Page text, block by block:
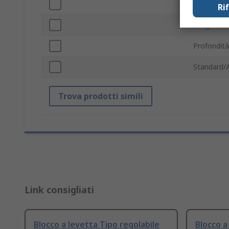
Tipo
Profondità
Standard/
Trova prodotti simili
Link consigliati
Blocco a levetta Tipo regolabile
Blocco